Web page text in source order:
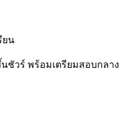
ยน
ชัวร์ พร้อมเตรียมสอบกลาง